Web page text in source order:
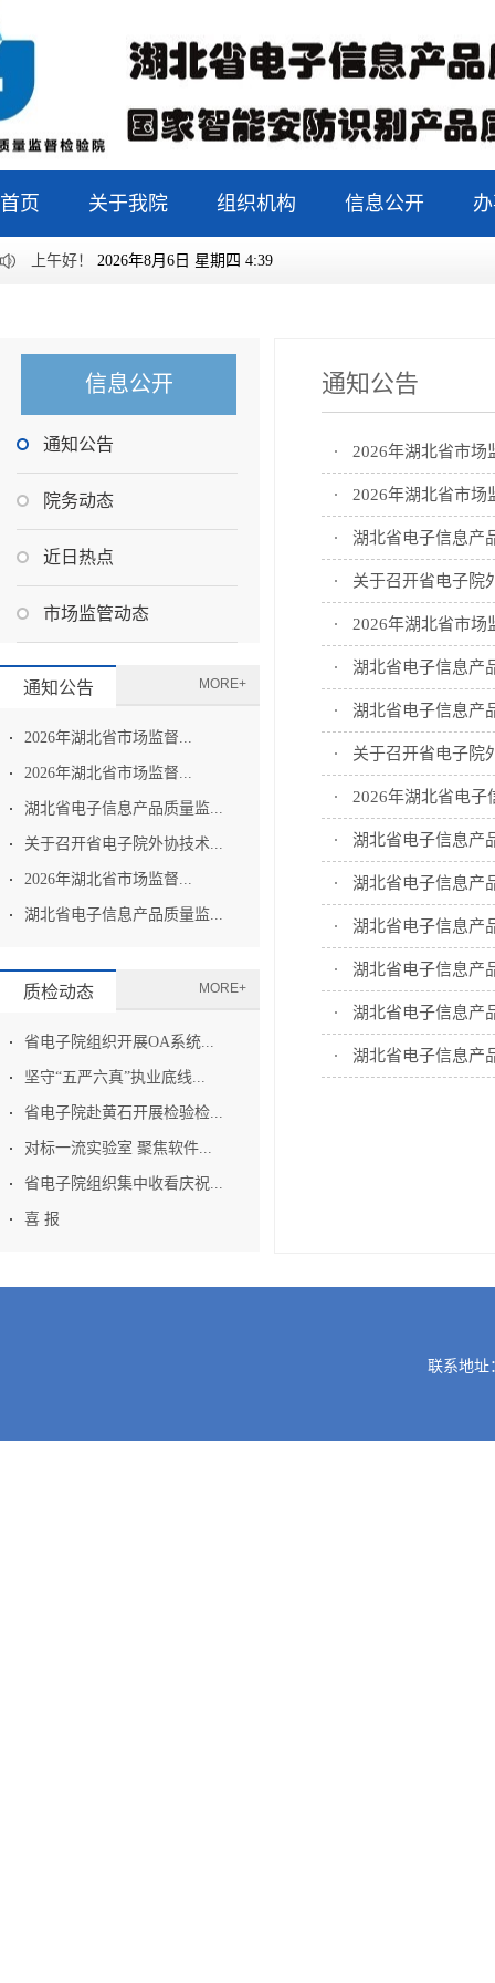
首页 关于我院 组织机构 信息公开
上午好！ 2026年8月6日 星期四 4:39
信息公开
通知公告
院务动态
近日热点
市场监管动态
通知公告 MORE+
2026年湖北省市场监督...
2026年湖北省市场监督...
湖北省电子信息产品质量监...
关于召开省电子院外协技术...
2026年湖北省市场监督...
湖北省电子信息产品质量监...
质检动态 MORE+
省电子院组织开展OA系统...
坚守“五严六真”执业底线...
省电子院赴黄石开展检验检...
对标一流实验室 聚焦软件...
省电子院组织集中收看庆祝...
喜 报
通知公告
2026年湖北省市
2026年湖北省市场
湖北省电子信息产
关于召开省电子院
2026年湖北省市
湖北省电子信息产
湖北省电子信息产
关于召开省电子院
2026年湖北省电子
湖北省电子信息产
湖北省电子信息产
湖北省电子信息产
湖北省电子信息产
湖北省电子信息产
湖北省电子信息产
联系地址